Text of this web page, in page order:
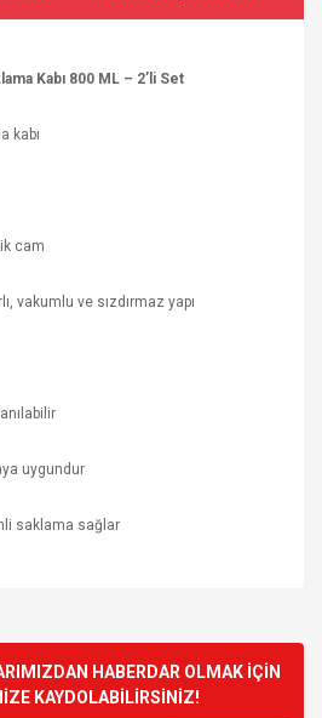
Kabı 800 ML – 2’li Set
kabı
cam
vakumlu ve sızdırmaz yapı
uygundur
saklama sağlar
Yorum Yaz
teşekkür ederiz.HABERDAR OLMAK İÇİN
KAYDOLABİLİRSİNİZ!